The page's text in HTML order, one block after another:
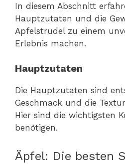
In diesem Abschnitt
Hauptzutaten und die
Apfelstrudel zu einem
Erlebnis machen.
Hauptzutaten
Die Hauptzutaten sind
Geschmack und die
Hier sind die wichtigsten
benötigen.
Äpfel: Die besten